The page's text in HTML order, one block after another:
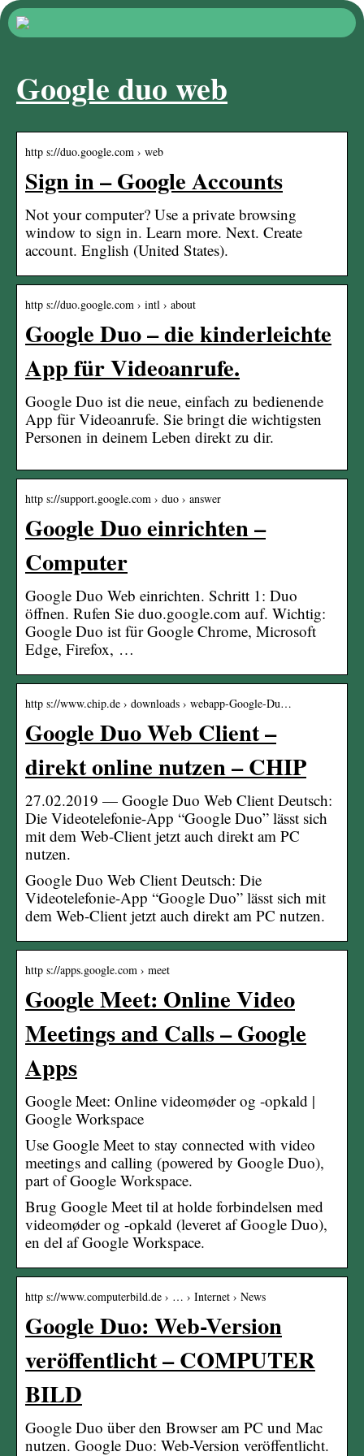
Google duo web
http s://duo.google.com › web
Sign in – Google Accounts
Not your computer? Use a private browsing
window to sign in. Learn more. Next. Create
account. English (United States).
http s://duo.google.com › intl › about
Google Duo – die kinderleichte
App für Videoanrufe.
Google Duo ist die neue, einfach zu bedienende
App für Videoanrufe. Sie bringt die wichtigsten
Personen in deinem Leben direkt zu dir.
http s://support.google.com › duo › answer
Google Duo einrichten –
Computer
Google Duo Web einrichten. Schritt 1: Duo
öffnen. Rufen Sie duo.google.com auf. Wichtig:
Google Duo ist für Google Chrome, Microsoft
Edge, Firefox, …
http s://www.chip.de › downloads › webapp-Google-Du…
Google Duo Web Client –
direkt online nutzen – CHIP
27.02.2019 — Google Duo Web Client Deutsch:
Die Videotelefonie-App “Google Duo” lässt sich
mit dem Web-Client jetzt auch direkt am PC
nutzen.
Google Duo Web Client Deutsch: Die
Videotelefonie-App “Google Duo” lässt sich mit
dem Web-Client jetzt auch direkt am PC nutzen.
http s://apps.google.com › meet
Google Meet: Online Video
Meetings and Calls – Google
Apps
Google Meet: Online videomøder og -opkald |
Google Workspace
Use Google Meet to stay connected with video
meetings and calling (powered by Google Duo),
part of Google Workspace.
Brug Google Meet til at holde forbindelsen med
videomøder og -opkald (leveret af Google Duo),
en del af Google Workspace.
http s://www.computerbild.de › … › Internet › News
Google Duo: Web-Version
veröffentlicht – COMPUTER
BILD
Google Duo über den Browser am PC und Mac
nutzen. Google Duo: Web-Version veröffentlicht.